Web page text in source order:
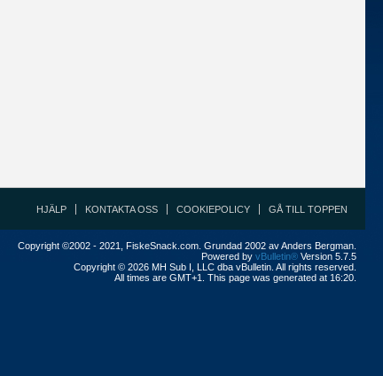
HJÄLP KONTAKTA OSS COOKIEPOLICY GÅ TILL TOPPEN
Copyright ©2002 - 2021, FiskeSnack.com. Grundad 2002 av Anders Bergman.
Powered by vBulletin® Version 5.7.5
Copyright © 2026 MH Sub I, LLC dba vBulletin. All rights reserved.
All times are GMT+1. This page was generated at 16:20.